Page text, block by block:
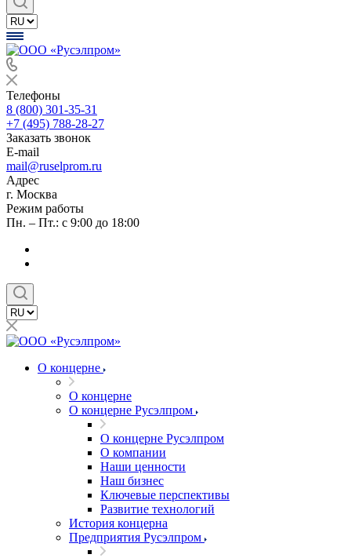
Телефоны
8 (800) 301-35-31
+7 (495) 788-28-27
Заказать звонок
E-mail
mail@ruselprom.ru
Адрес
г. Москва
Режим работы
Пн. – Пт.: с 9:00 до 18:00
О концерне
О концерне
О концерне Русэлпром
О концерне Русэлпром
О компании
Наши ценности
Наш бизнес
Ключевые перспективы
Развитие технологий
История концерна
Предприятия Русэлпром